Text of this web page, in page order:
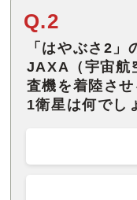
Q.2
「はやぶさ2」
JAXA（宇宙航
査機を着陸さ
1衛星は何でし